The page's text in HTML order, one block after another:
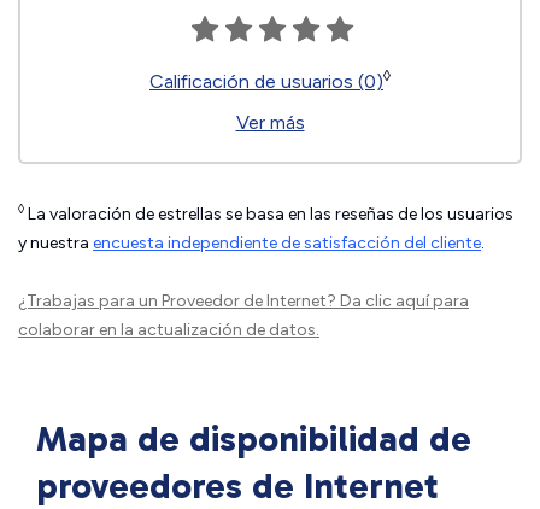
Calificación de usuarios (0)◊
Ver más
◊ La valoración de estrellas se basa en las reseñas de los usuarios
y nuestra encuesta independiente de satisfacción del cliente.
¿Trabajas para un Proveedor de Internet? Da clic aquípara
colaborar en la actualización de datos.
Mapa de disponibilidad de
proveedores de Internet